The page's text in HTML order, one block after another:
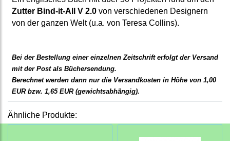
Zutter Bind-it-All V 2.0 von verschiedenen Designern
von der ganzen Welt (u.a. von Teresa Collins).
Bei der Bestellung einer einzelnen Zeitschrift erfolgt der Versand
mit der Post als Büchersendung.
Berechnet werden dann nur die Versandkosten in Höhe von 1,00
EUR bzw. 1,65 EUR(gewichtsabhängig).
Ähnliche Produkte: